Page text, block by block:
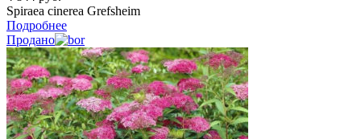
Spiraea cinerea Grefsheim
Подробнее
Продано